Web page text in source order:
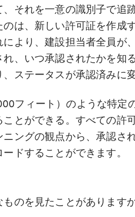
それを一意の識別子で
は、新しい許可証を作
より、建設担当者全員が
、いつ承認されたかを
ステータスが承認済みに
フィート）のような特
とができる。すべての
ングの観点から、承認さ
ドすることができます。
のを見たことがありま